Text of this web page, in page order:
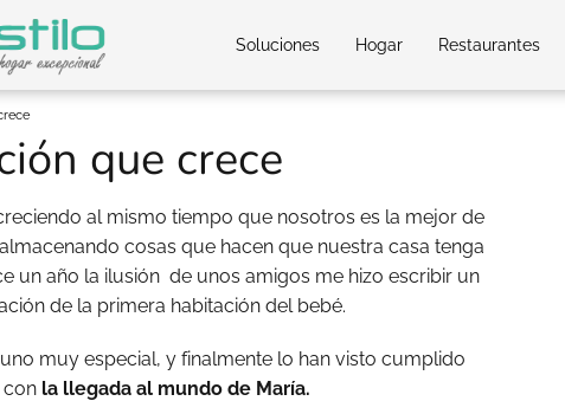
Soluciones Hogar Restaurantes
que crece
al mismo tiempo que nosotros es la mejor de
cosas que hacen que nuestra casa tenga
un año la ilusión de unos amigos me hizo escribir un
de la primera habitación del bebé.
muy especial, y finalmente lo han visto cumplido
con la llegada al mundo de María.